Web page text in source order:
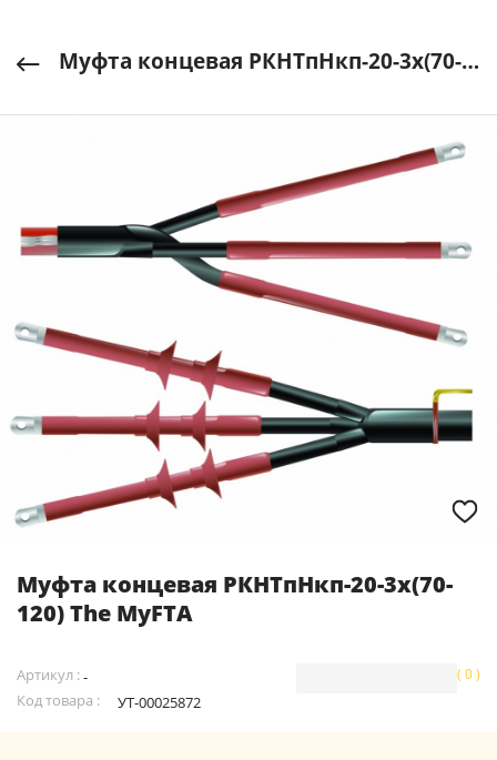
Муфта концевая РКНТпНкп-20-3х(70-120) The MyFTA
Муфта концевая РКНТпНкп-20-3х(70-
120) The MyFTA
Артикул :-
Код товара :
УТ-00025872
( 0 )